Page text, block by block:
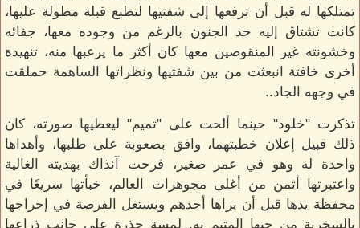
تمتلكها له قبل أن ترفعها إلى شفتيها لتطبع قبلة مطولة عليها،
كانت تشتاق إليه حد الجنون بالرغم من وجوده معها، جفائه
وخشونته غير المنقوصين معها كان أكثر ما يرعبها منه، تنهيدة
أخرى خافتة انبعثت من بين شفتيها ونظراتها الساهمة حملقت
في وجهه الجاد..
تذكرت "خلود" حينما ألحت على "تميم" ليعطيها صورته، كان
ذلك قبيل إعلان خطبتهما، وافق بصعوبة على طلبها، وأهداها
واحدة له وهو في عمر صغير، فرحت آنذاك بهديته الغالية
واعتبرتها أثمن من أغلى مجوهرات العالم، خبأتها سريعًا في
محفظة يدها قبل أن يراها أحدهم ويستغل الفرصة في إحراجها
بالسخرية من حبها المتيم به. لمسة حذرة على جانب ذراعها